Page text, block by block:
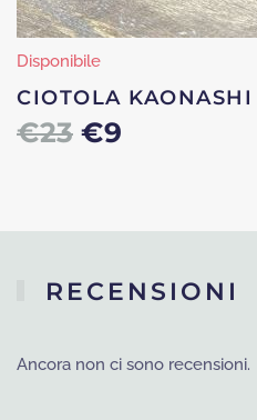
Disponibile
CIOTOLA KAONASHI
€23 Il
€23.
€9
€9.
RECENSIONI
Ancora non ci sono recensioni.